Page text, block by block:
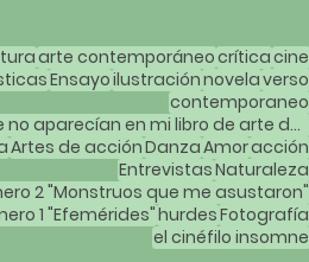
arte contemporáneocríticacine
Ensayoilustraciónnovelaverso
contemporaneo
Mujeres artistas que no aparecían en mi libro de arte de la carrera
Artes de acciónDanzaAmoracción
EntrevistasNaturaleza
2 "Monstruos que me asustaron"
1 "Efemérides"hurdesFotografía
el cinéfilo insomne